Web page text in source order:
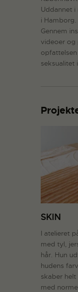
Uddannet
i Hamborg.
Gennem
videoer og
seksualitet
SKIN
I atelieret
med tyl,
hår. Hun
hudens
skaber
med